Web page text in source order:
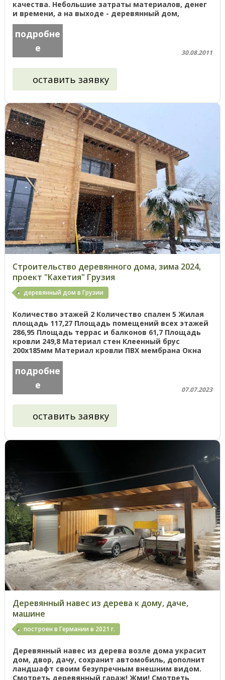
качества. Небольшие затраты материалов, денег
и времени, а на выходе - деревянный дом,
которому позавидуют соседи. ...
подробне
е
30.08.2011
оставить заявку
Строительство деревянного дома, зима 2024,
проект "Кахетия" Грузия
деревянный дом в Грузии
Количество этажей 2 Количество спален 5 Жилая
площадь 117,27 Площадь помещений всех этажей
286,95 Площадь террас и балконов 61,7 Площадь
кровли 249,8 Материал стен Клеенный брус
200х185мм Материал кровли ПВХ мембрана Окна
Деревянные Добро пожаловать ...
подробне
е
07.07.2023
оставить заявку
Деревянный навес из дерева к дому, даче,
машине
построен в Германии в 2021 г.
Деревянный навес из дерева возле дома украсит
дом, двор, дачу, сохранит автомобиль, дополнит
ландшафт своим безупречным внешним видом.
Смотреть деревянный гараж! Жми! Смотреть